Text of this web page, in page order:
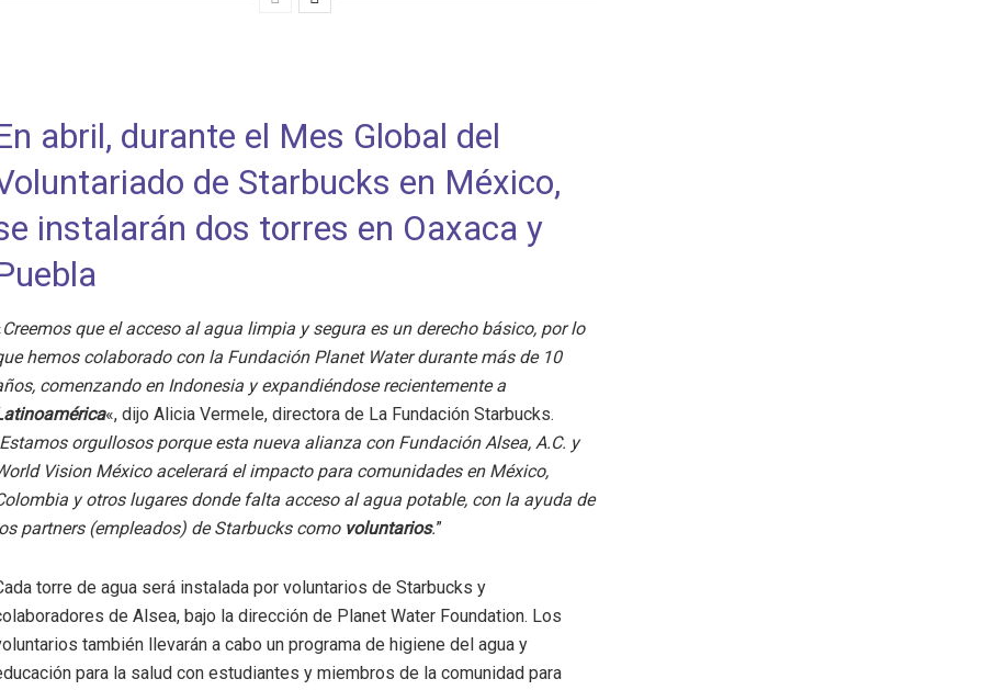
abril, durante el Mes Global del
de Starbucks en México,
instalarán dos torres en Oaxaca y
Creemos que el acceso al agua limpia y segura es un derecho básico, por lo
hemos colaborado con la Fundación Planet Water durante más de 10
comenzando en Indonesia y expandiéndose recientemente a
«, dijo Alicia Vermele, directora de La Fundación Starbucks.
Estamos orgullosos porque esta nueva alianza con Fundación Alsea, A.C. y
Vision México acelerará el impacto para comunidades en México,
y otros lugares donde falta acceso al agua potable, con la ayuda de
partners (empleados) de Starbucks como voluntarios.”
torre de agua será instalada por voluntarios de Starbucks y
de Alsea, bajo la dirección de Planet Water Foundation. Los
también llevarán a cabo un programa de higiene del agua y
para la salud con estudiantes y miembros de la comunidad para